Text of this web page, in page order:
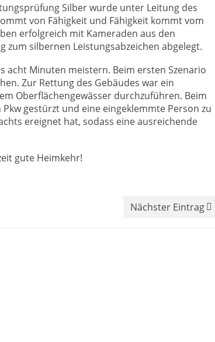
Silber wurde unter Leitung des
von Fähigkeit und Fähigkeit kommt vom
erfolgreich mit Kameraden aus den
zum silbernen Leistungsabzeichen abgelegt.
acht Minuten meistern. Beim ersten Szenario
Zur Rettung des Gebäudes war ein
Oberflächengewässer durchzuführen. Beim
gestürzt und eine eingeklemmte Person zu
ereignet hat, sodass eine ausreichende
gute Heimkehr!
Nächster Eintrag